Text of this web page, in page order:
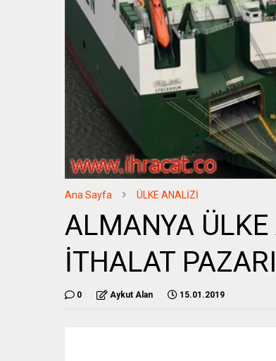
Ana Sayfa ÜLKE ANALİZİ
ALMANYA
İTHALAT PAZARI
0 Aykut Alan 15.01.2019